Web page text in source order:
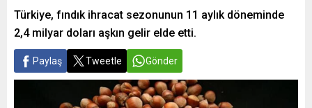
Türkiye, fındık ihracat sezonunun 11 aylık döneminde
2,4 milyar doları aşkın gelir elde etti.
Paylaş Tweetle Gönder